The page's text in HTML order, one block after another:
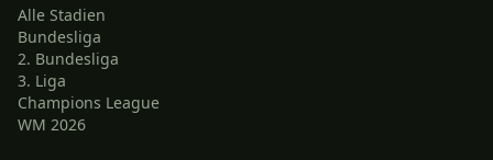
Alle Stadien
Bundesliga
2. Bundesliga
3. Liga
Champions League
WM 2026